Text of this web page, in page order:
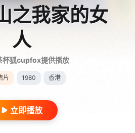
之我家的女
人
杯狐cupfox提供播放
片 1980 香港
立即播放